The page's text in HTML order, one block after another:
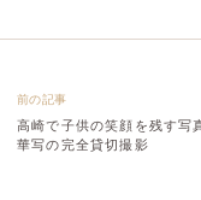
前の記事
高崎で子供の笑顔を残す写
華写の完全貸切撮影